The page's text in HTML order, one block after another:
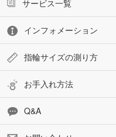
サービス一覧
インフォメーション
指輪サイズの測り方
お手入れ方法
Q&A